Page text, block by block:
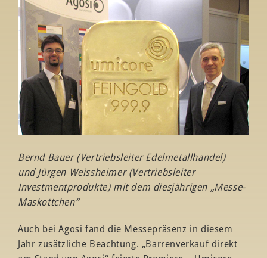
Bernd Bauer (Vertriebsleiter Edelmetallhandel)
und Jürgen Weissheimer (Vertriebsleiter
Investmentprodukte) mit dem diesjährigen „Messe-
Maskottchen“
Auch bei Agosi fand die Messepräsenz in diesem
Jahr zusätzliche Beachtung. „Barrenverkauf direkt